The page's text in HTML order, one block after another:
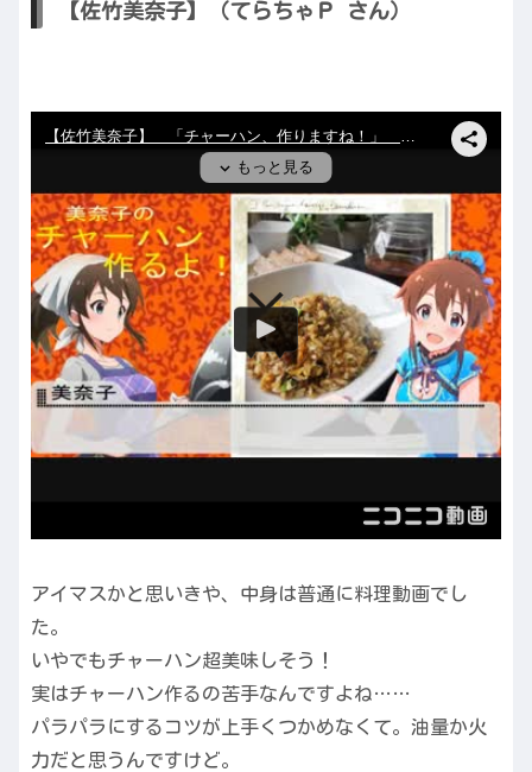
【佐竹美奈子】（てらちゃＰ さん）
アイマスかと思いきや、中身は普通に料理動画でし
た。
いやでもチャーハン超美味しそう！
実はチャーハン作るの苦手なんですよね……
パラパラにするコツが上手くつかめなくて。油量か火
力だと思うんですけど。